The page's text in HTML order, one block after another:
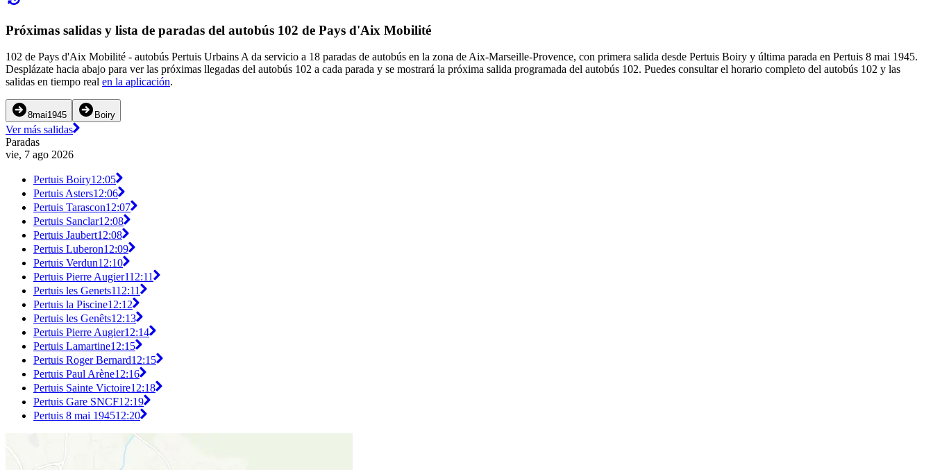
Próximas salidas y lista de paradas del autobús 102 de Pays d'Aix Mobilité
102 de Pays d'Aix Mobilité - autobús Pertuis Urbains A da servicio a 18 paradas de autobús en la zona de Aix-Marseille-Provence, con primera salida desde Pertuis Boiry y última parada en Pertuis 8 mai 1945.
Desplázate hacia abajo para ver las próximas llegadas del autobús 102 a cada parada y se mostrará la próxima salida programada del autobús 102. Puedes consultar el horario completo del autobús 102 y las
salidas en tiempo real en la aplicación.
8mai1945 Boiry
Ver más salidas
Paradas
vie, 7 ago 2026
Pertuis Boiry12:05
Pertuis Asters12:06
Pertuis Tarascon12:07
Pertuis Sanclar12:08
Pertuis Jaubert12:08
Pertuis Luberon12:09
Pertuis Verdun12:10
Pertuis Pierre Augier112:11
Pertuis les Genets112:11
Pertuis la Piscine12:12
Pertuis les Genêts12:13
Pertuis Pierre Augier12:14
Pertuis Lamartine12:15
Pertuis Roger Bernard12:15
Pertuis Paul Arène12:16
Pertuis Sainte Victoire12:18
Pertuis Gare SNCF12:19
Pertuis 8 mai 194512:20